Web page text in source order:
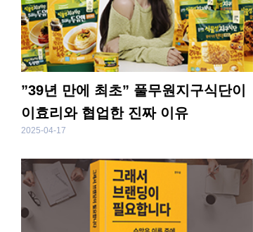
”39년 만에 최초” 풀무원지구식단이
이효리와 협업한 진짜 이유
2025-04-17